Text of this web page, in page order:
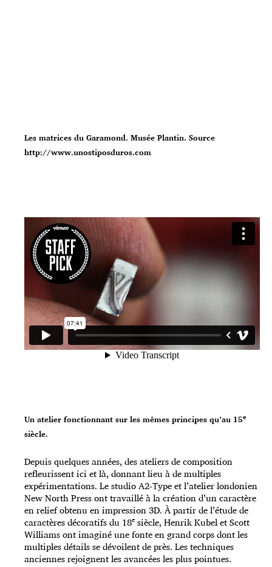
Les matrices du Garamond. Musée Plantin. Source
http://www.unostiposduros.com
Un atelier fonctionnant sur les mêmes principes qu’au 15e
siècle.
Depuis quelques années, des ateliers de composition
refleurissent ici et là, donnant lieu à de multiples
expérimentations. Le studio A2-Type et l’atelier londonien
New North Press ont travaillé à la création d’un caractère
en relief obtenu en impression 3D. À partir de l’étude de
caractères décoratifs du 18e siècle, Henrik Kubel et Scott
Williams ont imaginé une fonte en grand corps dont les
multiples détails se dévoilent de près. Les techniques
anciennes rejoignent les avancées les plus pointues.